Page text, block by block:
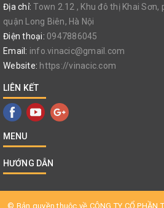
Địa chỉ: Town 2.12 , Khu đô thị Khai
quận Long Biên, Hà Nội
Điện thoại: 0947886045
Email: info.vinacic@gmail.com
Website: https://vinacic.com
LIÊN KẾT
MENU
HƯỚNG DẪN
© Bản quyền thuộc về CÔNG TY CỔ PHẦN